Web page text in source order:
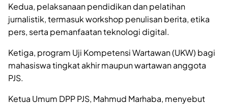
Kedua, pelaksanaan pendidikan dan pelatihan
jurnalistik, termasuk workshop penulisan berita, etika
pers, serta pemanfaatan teknologi digital.
Ketiga, program Uji Kompetensi Wartawan (UKW) bagi
mahasiswa tingkat akhir maupun wartawan anggota
PJS.
Ketua Umum DPP PJS, Mahmud Marhaba, menyebut